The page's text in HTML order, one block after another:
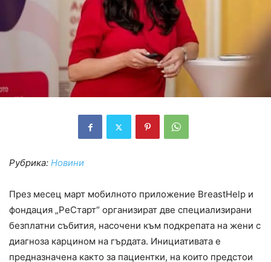
Рубрика: Новини
През месец март мобилното приложение BreastHelp и
фондация „РеСтарт“ организират две специализирани
безплатни събития, насочени към подкрепата на жени с
диагноза карцином на гърдата. Инициативата е
предназначена както за пациентки, на които предстои